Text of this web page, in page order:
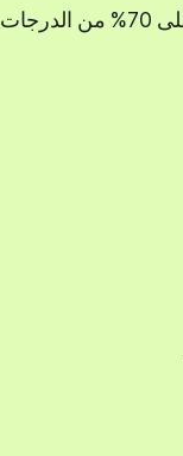
في نهاية الدورة، ستخضع لامتحان كتابي وشفهي. يجب الحصول على 70% من الدرجات